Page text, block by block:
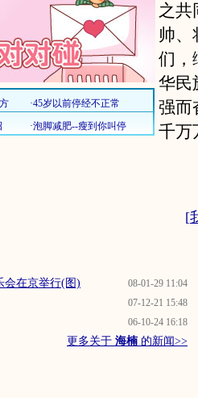
之共
帅、
们，
华民
强而
千万
[
08-01-29 11:04
会在京举行(图)
07-12-21 15:48
06-10-24 16:18
更多关于 海楠的新闻>>